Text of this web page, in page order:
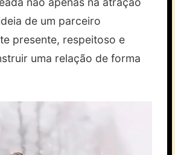
de um parceiro
presente, respeitoso e
uma relação de forma